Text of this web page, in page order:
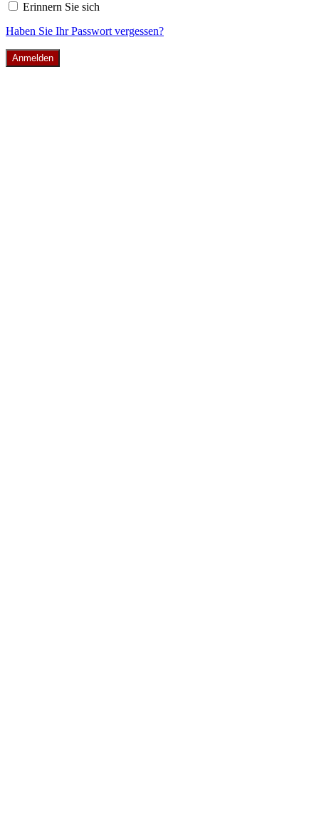
Erinnern Sie sich
Haben Sie Ihr Passwort vergessen?